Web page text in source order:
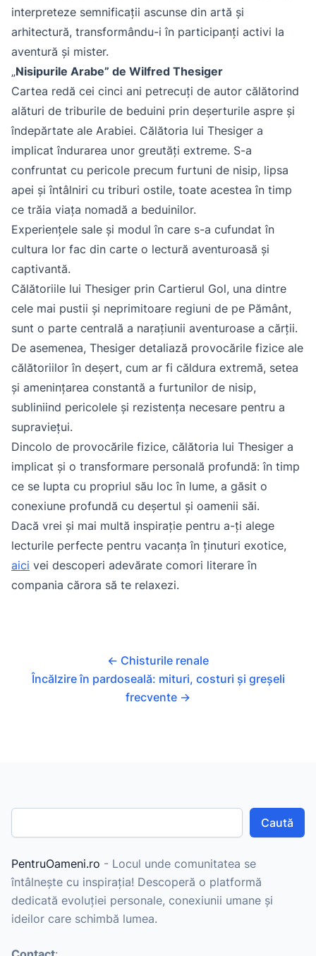
interpreteze semnificații ascunse din artă și
arhitectură, transformându-i în participanți activi la
aventură și mister.
„Nisipurile Arabe” de Wilfred Thesiger
Cartea redă cei cinci ani petrecuți de autor călătorind
alături de triburile de beduini prin deșerturile aspre și
îndepărtate ale Arabiei. Călătoria lui Thesiger a
implicat îndurarea unor greutăți extreme. S-a
confruntat cu pericole precum furtuni de nisip, lipsa
apei și întâlniri cu triburi ostile, toate acestea în timp
ce trăia viața nomadă a beduinilor.
Experiențele sale și modul în care s-a cufundat în
cultura lor fac din carte o lectură aventuroasă și
captivantă.
Călătoriile lui Thesiger prin Cartierul Gol, una dintre
cele mai pustii și neprimitoare regiuni de pe Pământ,
sunt o parte centrală a narațiunii aventuroase a cărții.
De asemenea, Thesiger detaliază provocările fizice ale
călătoriilor în deșert, cum ar fi căldura extremă, setea
și amenințarea constantă a furtunilor de nisip,
subliniind pericolele și rezistența necesare pentru a
supraviețui.
Dincolo de provocările fizice, călătoria lui Thesiger a
implicat și o transformare personală profundă: în timp
ce se lupta cu propriul său loc în lume, a găsit o
conexiune profundă cu deșertul și oamenii săi.
Dacă vrei și mai multă inspirație pentru a-ți alege
lecturile perfecte pentru vacanța în ținuturi exotice,
aici vei descoperi adevărate comori literare în
compania cărora să te relaxezi.
← Chisturile renale
Încălzire în pardoseală: mituri, costuri și greșeli
frecvente →
Caută
PentruOameni.ro - Locul unde comunitatea se
întâlnește cu inspirația! Descoperă o platformă
dedicată evoluției personale, conexiunii umane și
ideilor care schimbă lumea.